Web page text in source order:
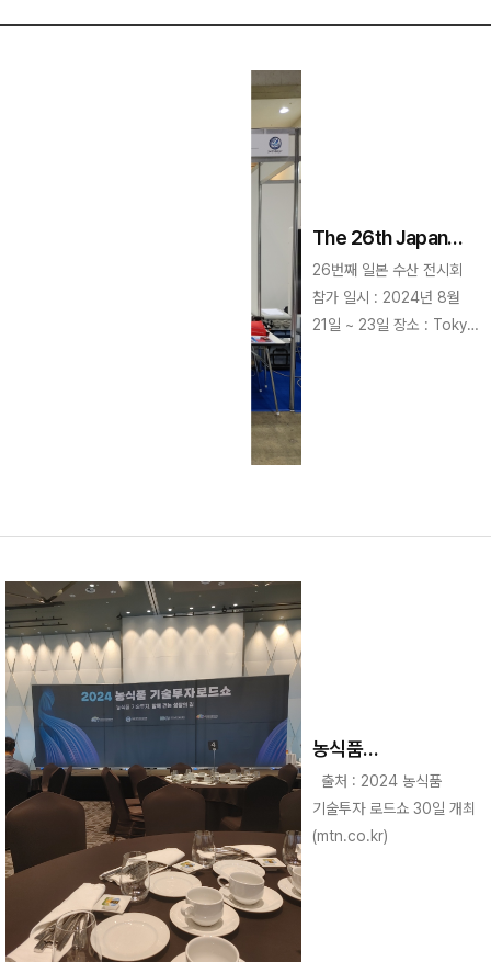
The 26th Japan
International
Seafood &
Technology Expo
26번째 일본 수산 전시회
참가 일시 : 2024년 8월
21일 ~ 23일 장소 : Tokyo
농식품
기술투자로드쇼 참가
기술투자 로드쇼 30일 개최
(mtn.co.kr)